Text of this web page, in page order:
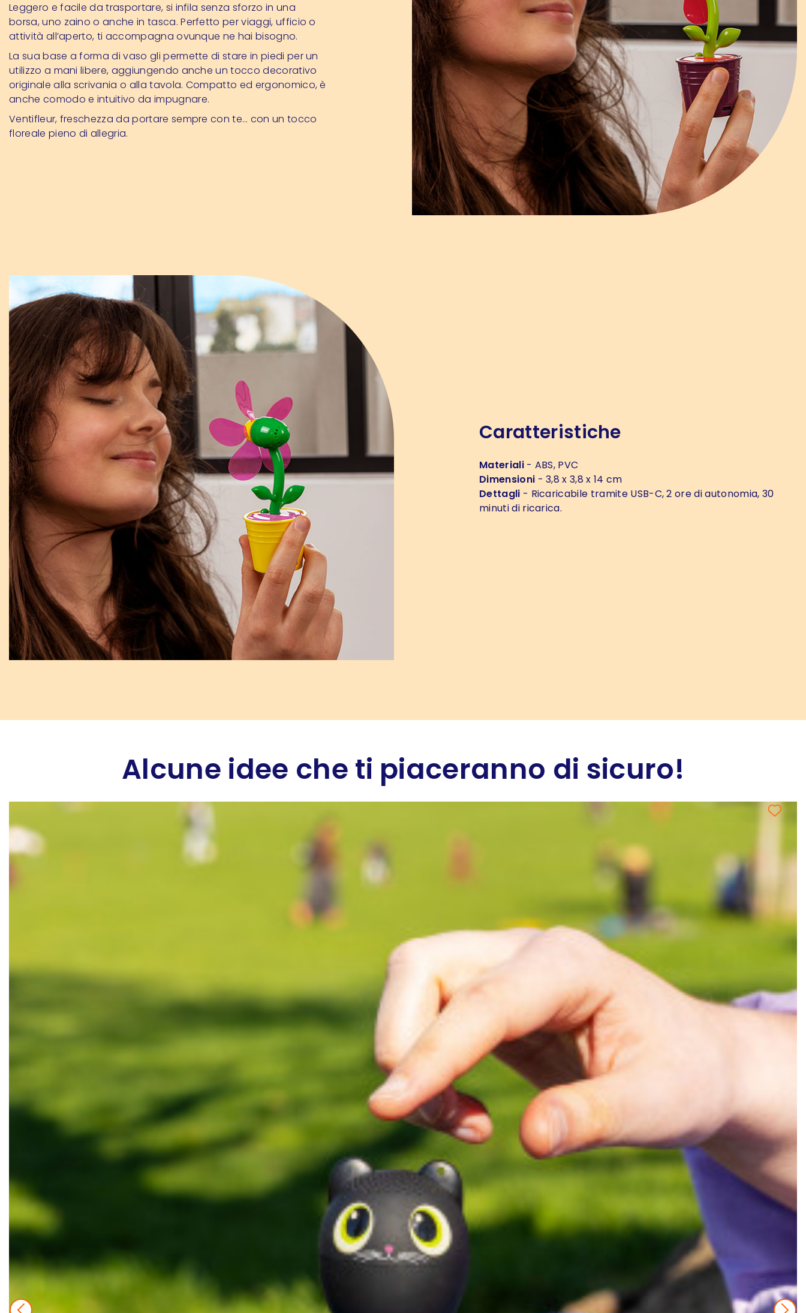
Leggero e facile da trasportare, si infila senza sforzo in una
borsa, uno zaino o anche in tasca. Perfetto per viaggi, ufficio o
attività all’aperto, ti accompagna ovunque ne hai bisogno.
La sua base a forma di vaso gli permette di stare in piedi per un
utilizzo a mani libere, aggiungendo anche un tocco decorativo
originale alla scrivania o alla tavola. Compatto ed ergonomico, è
anche comodo e intuitivo da impugnare.
Ventifleur, freschezza da portare sempre con te… con un tocco
floreale pieno di allegria.
Caratteristiche
Materiali- ABS, PVC
Dimensioni - 3,8 x 3,8 x 14 cm
Dettagli - Ricaricabile tramite USB-C, 2 ore di autonomia, 30
minuti di ricarica.
Alcune idee che ti piaceranno di sicuro!